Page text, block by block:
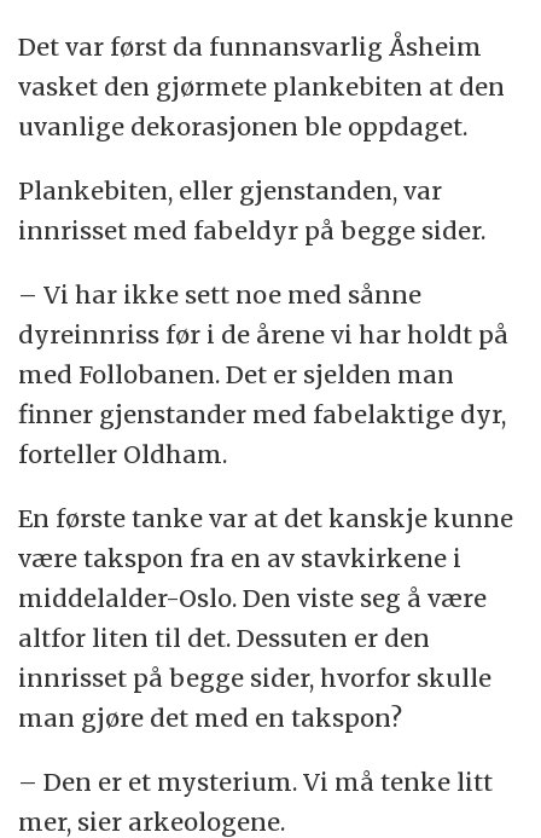
Det var først da funnansvarlig Åsheim
vasket den gjørmete plankebiten at den
uvanlige dekorasjonen ble oppdaget.
Plankebiten, eller gjenstanden, var
innrisset med fabeldyr på begge sider.
– Vi har ikke sett noe med sånne
dyreinnriss før i de årene vi har holdt på
med Follobanen. Det er sjelden man
finner gjenstander med fabelaktige dyr,
forteller Oldham.
En første tanke var at det kanskje kunne
være takspon fra en av stavkirkene i
middelalder-Oslo. Den viste seg å være
altfor liten til det. Dessuten er den
innrisset på begge sider, hvorfor skulle
man gjøre det med en takspon?
– Den er et mysterium. Vi må tenke litt
mer, sier arkeologene.